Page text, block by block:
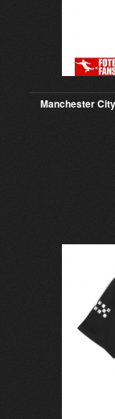
Manchester